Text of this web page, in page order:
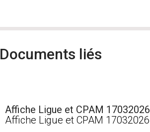
Documents liés
Affiche Ligue et CPAM 17032026
Affiche Ligue et CPAM